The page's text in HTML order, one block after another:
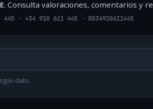
. Consulta valoraciones, comentarios y
445 · +34 910 611 445 · 0034910611445
dato.